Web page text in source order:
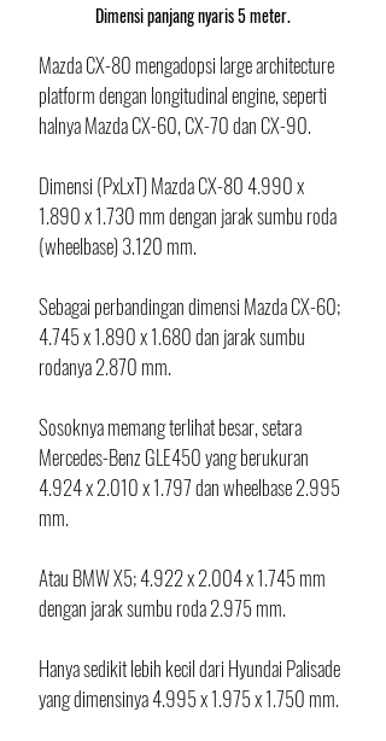
Dimensi panjang nyaris 5 meter.
Mazda CX-80 mengadopsi large architecture
platform dengan longitudinal engine, seperti
halnya Mazda CX-60, CX-70 dan CX-90.
Dimensi (PxLxT) Mazda CX-80 4.990 x
1.890 x 1.730 mm dengan jarak sumbu roda
(wheelbase) 3.120 mm.
Sebagai perbandingan dimensi Mazda CX-60;
4.745 x 1.890 x 1.680 dan jarak sumbu
rodanya 2.870 mm.
Sosoknya memang terlihat besar, setara
Mercedes-Benz GLE450 yang berukuran
4.924 x 2.010 x 1.797 dan wheelbase 2.995
mm.
Atau BMW X5; 4.922 x 2.004 x 1.745 mm
dengan jarak sumbu roda 2.975 mm.
Hanya sedikit lebih kecil dari Hyundai Palisade
yang dimensinya 4.995 x 1.975 x 1.750 mm.